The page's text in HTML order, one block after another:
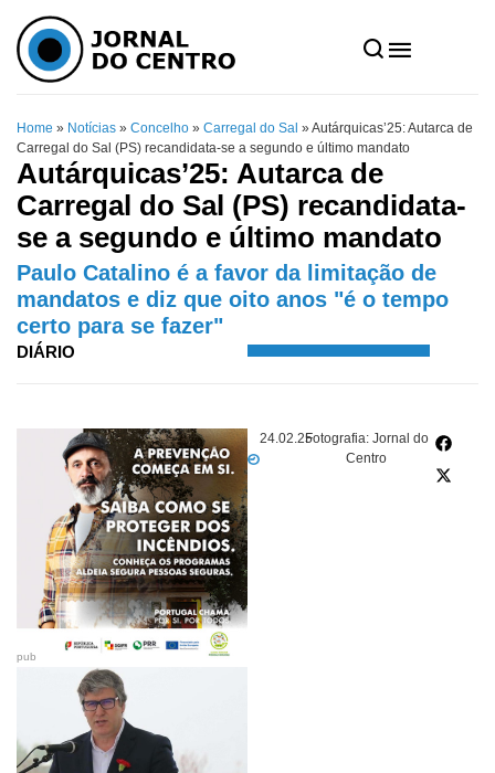
Home » Notícias » Concelho » Carregal do Sal »Autárquicas’25: Autarca de
Carregal do Sal (PS) recandidata-se a segundo e último mandato
Autárquicas’25: Autarca de
Carregal do Sal (PS) recandidata-
se a segundo e último mandato
Paulo Catalino é a favor da limitação de
mandatos e diz que oito anos "é o tempo
certo para se fazer"
DIÁRIO
24.02.25Fotografia: Jornal do
Centro
pub